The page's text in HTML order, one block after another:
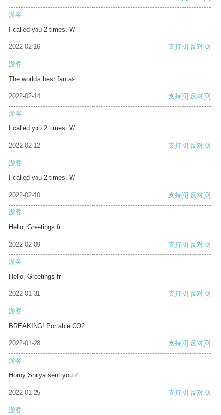
游客
I called you 2 times. W
2022-02-16 支持[0] 反对[0]
游客
The world's best fantas
2022-02-14 支持[0] 反对[0]
游客
I called you 2 times. W
2022-02-12 支持[0] 反对[0]
游客
I called you 2 times. W
2022-02-10 支持[0] 反对[0]
游客
Hello, Greetings fr
2022-02-09 支持[0] 反对[0]
游客
Hello, Greetings fr
2022-01-31 支持[0] 反对[0]
游客
BREAKING! Portable CO2
2022-01-28 支持[0] 反对[0]
游客
Horny Shriya sent you 2
2022-01-25 支持[0] 反对[0]
游客